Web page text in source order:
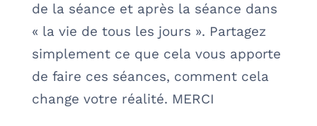
de la séance et après la séance dans
« la vie de tous les jours ». Partagez
simplement ce que cela vous apporte
de faire ces séances, comment cela
change votre réalité. MERCI